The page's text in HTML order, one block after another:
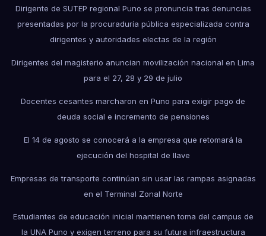
Dirigente de SUTEP regional Puno se pronuncia tras denuncias
presentadas por la procuraduría pública especializada contra
dirigentes y autoridades electas de la región
Dirigentes del magisterio anuncian movilización nacional en Lima
para el 27, 28 y 29 de julio
Docentes cesantes marcharon en Puno para exigir pago de
deuda social e incremento de pensiones
El 14 de agosto se conocerá a la empresa que retomará la
ejecución del hospital de Ilave
Empresas de transporte continúan sin usar las rampas asignadas
en el Terminal Zonal Norte
Estudiantes de educación inicial mantienen toma del campus de
la UNA Puno y exigen terreno para su futura infraestructura